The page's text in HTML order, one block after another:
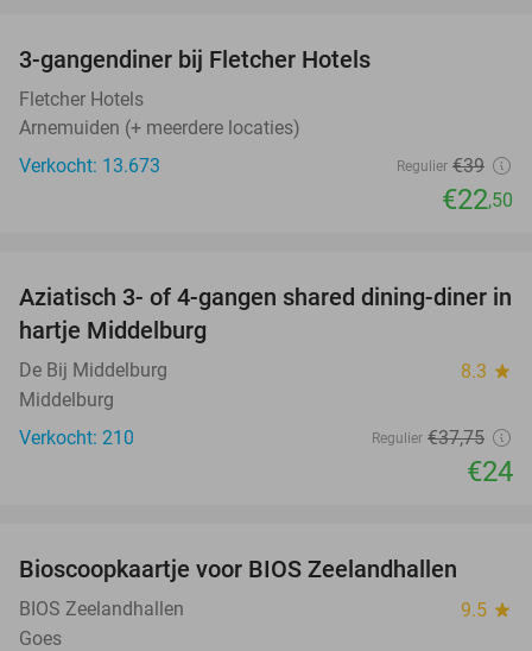
3-gangendiner bij Fletcher Hotels
Fletcher Hotels
Arnemuiden (+ meerdere locaties)
Verkocht: 13.673
Regulier €39
€22,50
36%
Aziatisch 3- of 4-gangen shared dining-diner in
hartje Middelburg
De Bij Middelburg 8.3 star
Middelburg
Verkocht: 210
Regulier €37,75
€24
Bioscoopkaartje voor BIOS Zeelandhallen
BIOS Zeelandhallen 9.5 star
Goes